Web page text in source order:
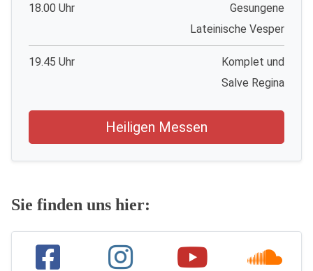
18.00 Uhr
Gesungene
Lateinische Vesper
19.45 Uhr
Komplet und
Salve Regina
Heiligen Messen
Sie finden uns hier: